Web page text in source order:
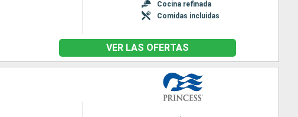
Cocina refinada
Comidas incluidas
VER LAS OFERTAS